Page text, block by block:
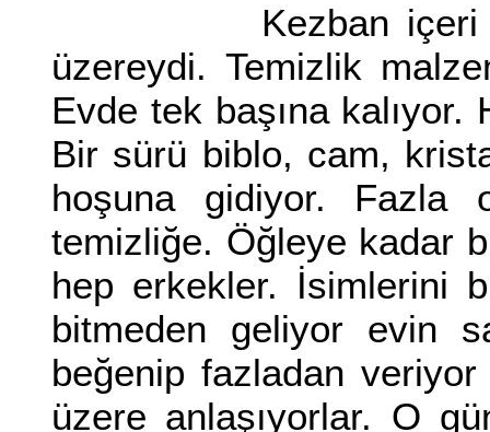
Kezban içeri
üzereydi. Temizlik
Evde tek başına
Bir sürü biblo, cam,
hoşuna gidiyor. Fazla
temizliğe. Öğleye kadar
hep erkekler. İsimlerini
bitmeden geliyor evin
beğenip fazladan
üzere anlaşıyorlar. O